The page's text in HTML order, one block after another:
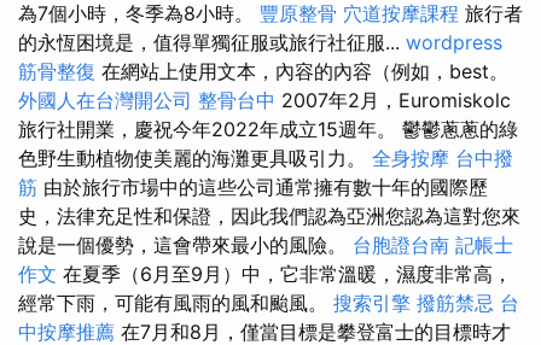
為7個小時，冬季為8小時。 豐原整骨 穴道按摩課程 旅行者
的永恆困境是，值得單獨征服或旅行社征服... wordpress
筋骨整復 在網站上使用文本，內容的內容（例如，best。
外國人在台灣開公司 整骨台中 2007年2月，Euromiskolc
旅行社開業，慶祝今年2022年成立15週年。 鬱鬱蔥蔥的綠
色野生動植物使美麗的海灘更具吸引力。 全身按摩 台中撥
筋 由於旅行市場中的這些公司通常擁有數十年的國際歷
史，法律充足性和保證，因此我們認為亞洲您認為這對您來
說是一個優勢，這會帶來最小的風險。 台胞證台南 記帳士
作文 在夏季（6月至9月）中，它非常溫暖，濕度非常高，
經常下雨，可能有風雨的風和颱風。 搜索引擎 撥筋禁忌 台
中按摩推薦 在7月和8月，僅當目標是攀登富士的目標時才